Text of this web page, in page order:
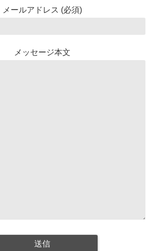
メールアドレス (必須)
メッセージ本文